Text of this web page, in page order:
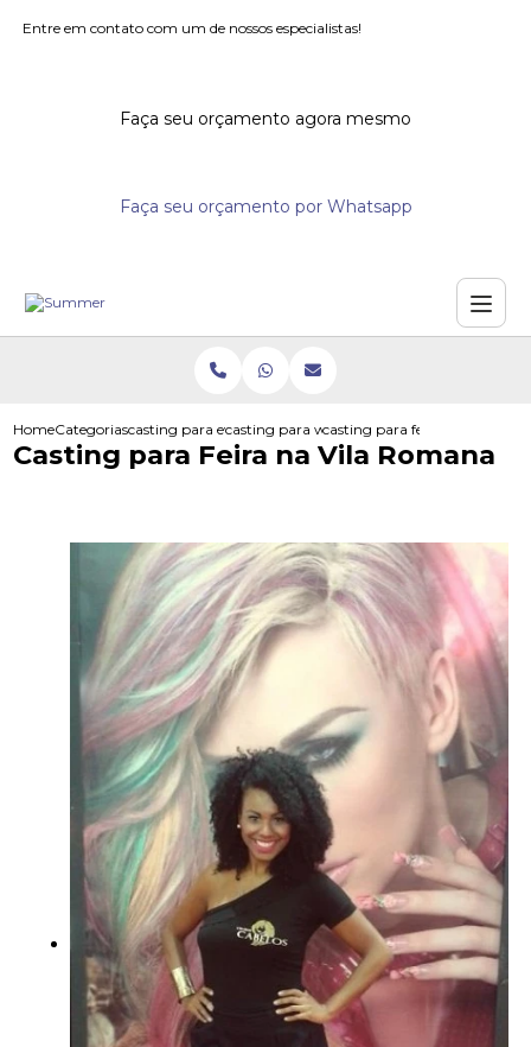
Entre em contato com um de nossos especialistas!
Faça seu orçamento agora mesmo
Faça seu orçamento por Whatsapp
HomeCategoriascasting para eventoscasting para workshopscasting para feira na vila
Casting para Feira na Vila Romana